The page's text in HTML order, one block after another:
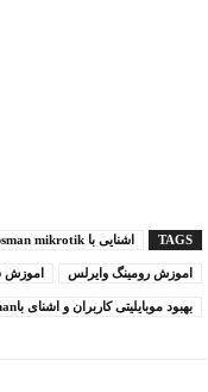
TAGS اشنایی با Capsman mikrotik
اموزش رومینگ وایرلس اموزش
بهبود موبایلیتی کاربران و اشنای باCapsman